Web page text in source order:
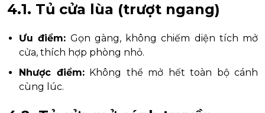
4.1. Tủ cửa lùa (trượt ngang)
Ưu điểm: Gọn gàng, không chiếm diện tích mở
cửa, thích hợp phòng nhỏ.
Nhược điểm:Không thể mở hết toàn bộ cánh
cùng lúc.